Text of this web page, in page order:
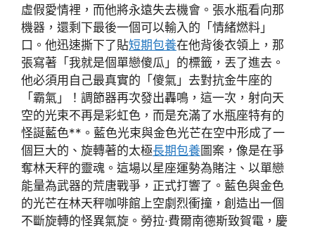
虛假愛情裡，而他將永遠失去機會。張水瓶看向那
機器，還剩下最後一個可以輸入的「情緒燃料」
口。他迅速撕下了貼短期包養在他背後衣領上，那
張寫著「我就是個單戀傻瓜」的標籤，丟了進去。
他必須用自己最真實的「傻氣」去對抗金牛座的
「霸氣」！調節器再次發出轟鳴，這一次，射向天
空的光束不再是彩虹色，而是充滿了水瓶座特有的
怪誕藍色**。藍色光束與金色光芒在空中形成了一
個巨大的、旋轉著的太極長期包養圖案，像是在爭
奪林天秤的靈魂。這場以星座運勢為賭注、以單戀
能量為武器的荒唐戰爭，正式打響了。藍色與金色
的光芒在林天秤咖啡館上空劇烈衝撞，創造出一個
不斷旋轉的怪異氣旋。勞拉·費爾南德斯致賀電，慶